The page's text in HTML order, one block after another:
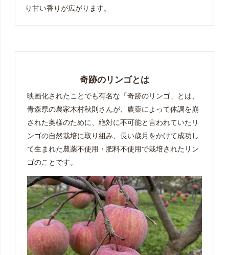
り甘い香りが広がります。
奇跡のリンゴとは
映画化されたことでも有名な「奇跡のリンゴ」とは、
青森県の農家木村秋則さんが、農薬によって体調を崩
された奥様のために、絶対に不可能と言われていたリ
ンゴの自然栽培に取り組み、長い歳月をかけて成功し
て生まれた農薬不使用・肥料不使用で栽培されたリン
ゴのことです。